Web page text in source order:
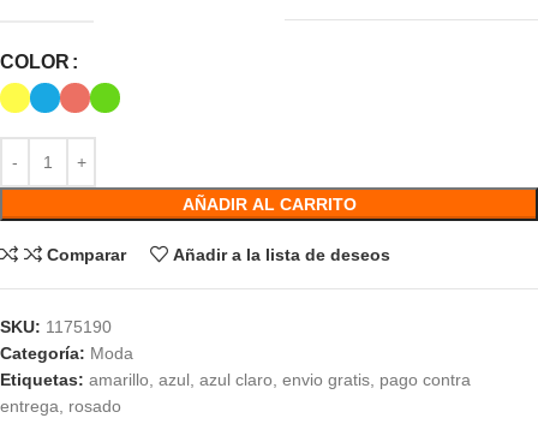
COLOR
AÑADIR AL CARRITO
Comparar Añadir a la lista de deseos
SKU: 1175190
Categoría: Moda
Etiquetas: amarillo azul azul claro envio gratis pago contra
entrega
rosado